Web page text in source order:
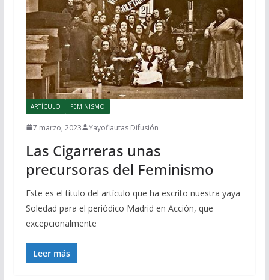
ARTÍCULO FEMINISMO
7 marzo, 2023 Yayoflautas Difusión
Las Cigarreras unas
precursoras del Feminismo
Este es el título del artículo que ha escrito nuestra yaya
Soledad para el periódico Madrid en Acción, que
excepcionalmente
Leer más